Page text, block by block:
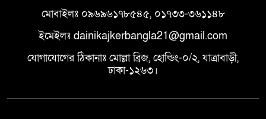
মোবাইলঃ ০৯৬৯৬১৭৮৫৪৫, ০১৭৩৩-৩৬১১৪৮
ইমেইলঃ dainikajkerbangla21@gmail.com
যোগাযোগের ঠিকানাঃ মোল্লা ব্রিজ, হোল্ডিং-০/২, যাত্রাবাড়ী,
ঢাকা-১২৬৩।